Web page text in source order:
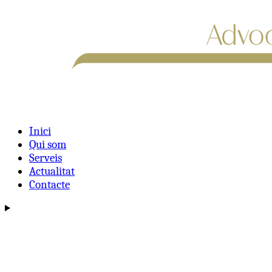
Inici
Qui som
Serveis
Actualitat
Contacte